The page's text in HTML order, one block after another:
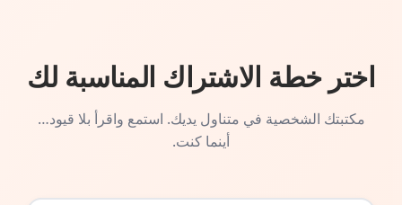
اختر خطة الاشتراك المناسبة لك
مكتبتك الشخصية في متناول يديك. استمع واقرأ بلا قيود…
أينما كنت.